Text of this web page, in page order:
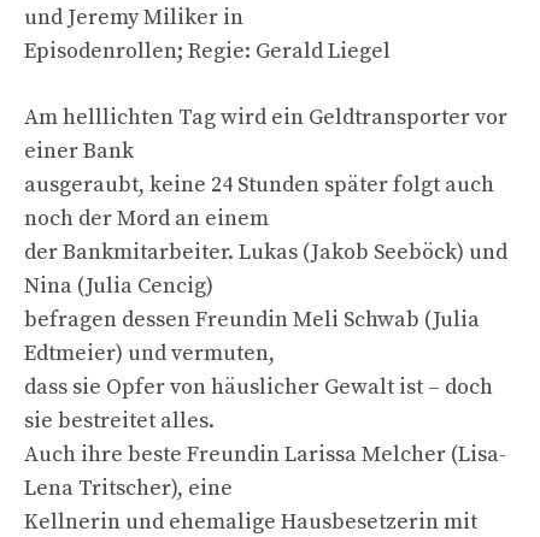
und Jeremy Miliker in
Episodenrollen; Regie: Gerald Liegel
Am helllichten Tag wird ein Geldtransporter vor
einer Bank
ausgeraubt, keine 24 Stunden später folgt auch
noch der Mord an einem
der Bankmitarbeiter. Lukas (Jakob Seeböck) und
Nina (Julia Cencig)
befragen dessen Freundin Meli Schwab (Julia
Edtmeier) und vermuten,
dass sie Opfer von häuslicher Gewalt ist – doch
sie bestreitet alles.
Auch ihre beste Freundin Larissa Melcher (Lisa-
Lena Tritscher), eine
Kellnerin und ehemalige Hausbesetzerin mit